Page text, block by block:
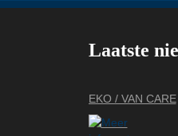
Laatste
EKO / VAN CARE